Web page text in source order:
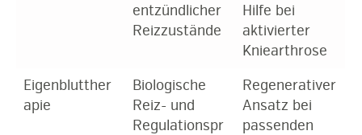
entzündlicher
Reizzustände
Hilfe bei
aktivierter
Kniearthrose
Eigenblutther
apie
Biologische
Reiz- und
Regulationspr
Regenerativer
Ansatz bei
passenden